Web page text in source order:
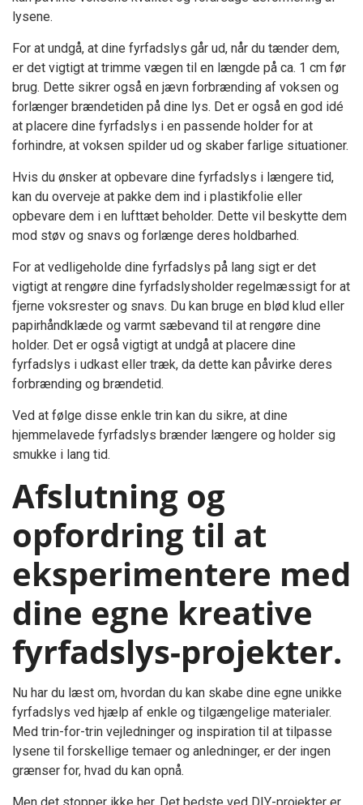
lysene.
For at undgå, at dine fyrfadslys går ud, når du tænder dem,
er det vigtigt at trimme vægen til en længde på ca. 1 cm før
brug. Dette sikrer også en jævn forbrænding af voksen og
forlænger brændetiden på dine lys. Det er også en god idé
at placere dine fyrfadslys i en passende holder for at
forhindre, at voksen spilder ud og skaber farlige situationer.
Hvis du ønsker at opbevare dine fyrfadslys i længere tid,
kan du overveje at pakke dem ind i plastikfolie eller
opbevare dem i en lufttæt beholder. Dette vil beskytte dem
mod støv og snavs og forlænge deres holdbarhed.
For at vedligeholde dine fyrfadslys på lang sigt er det
vigtigt at rengøre dine fyrfadslysholder regelmæssigt for at
fjerne voksrester og snavs. Du kan bruge en blød klud eller
papirhåndklæde og varmt sæbevand til at rengøre dine
holder. Det er også vigtigt at undgå at placere dine
fyrfadslys i udkast eller træk, da dette kan påvirke deres
forbrænding og brændetid.
Ved at følge disse enkle trin kan du sikre, at dine
hjemmelavede fyrfadslys brænder længere og holder sig
smukke i lang tid.
Afslutning og
opfordring til at
eksperimentere med
dine egne kreative
fyrfadslys-projekter.
Nu har du læst om, hvordan du kan skabe dine egne unikke
fyrfadslys ved hjælp af enkle og tilgængelige materialer.
Med trin-for-trin vejledninger og inspiration til at tilpasse
lysene til forskellige temaer og anledninger, er der ingen
grænser for, hvad du kan opnå.
Men det stopper ikke her. Det bedste ved DIY-projekter er,